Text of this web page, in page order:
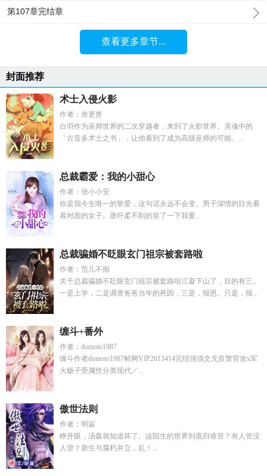
第107章完结章
查看更多章节...
封面推荐
术士入侵火影
作者：叁更兽
白羽作为巫师世界的二次穿越者，来到了火影世界。灵魂中的
「古音多术士之书」，让他看到了成为高级巫师的可能。...
总裁霸爱：我的小甜心
作者：张小小安
你是我今生唯一的挚爱，这句话永远不会变。男子深情的目光看
着对面的女子。唐纤柔不削的笑了一下我要...
总裁骗婚不眨眼玄门祖宗被套路啦
作者：范儿不闹
关于总裁骗婚不眨眼玄门祖宗被套路啦江凝下山了，目的有三。
一是上学，二是调查爸爸当年的死因，三是，报恩。只是，报...
缠斗+番外
作者：domoto1987
缠斗作者domoto1987鲜网VIP2013414完结强强文无良警官攻x军
火贩子受属性分类现代／...
傲世法则
作者：明寐
睁开眼，汤森就知道坏了。这陌生的世界到底归谁管？有人管没
人管？新生与腐朽并立，乱！...